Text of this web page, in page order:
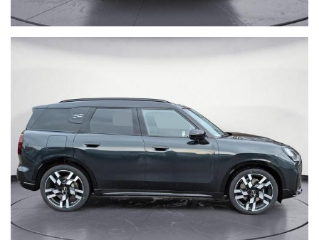
JAGUAR, ...
TRATTIAMO TUTTE LE MARCHE.